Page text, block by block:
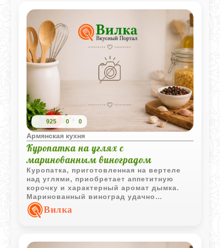
925 0 0
Армянская кухня
Куропатка на углях с
маринованным виноградом
Куропатка, приготовленная на вертеле
над углями, приобретает аппетитную
корочку и характерный аромат дымка.
Маринованный виноград удачно
дополняет вкус дичи и делает подачу
более интересной.
Вилка